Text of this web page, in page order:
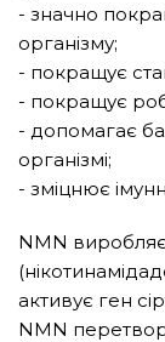
- значно
організму;
- покращує
- покращує
- допомагає
організмі;
- зміцнює
NMN
активує ген
NMN